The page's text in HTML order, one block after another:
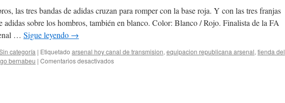
las tres bandas de adidas cruzan para romper con la base roja. Y con las tres franjas
adidas sobre los hombros, también en blanco. Color: Blanco / Rojo. Finalista de la FA
… Sigue leyendo →
categoría | Etiquetado arsenal hoy canal de transmision, equipacion republicana arsenal, tienda del
bernabeu | Comentarios desactivadosen